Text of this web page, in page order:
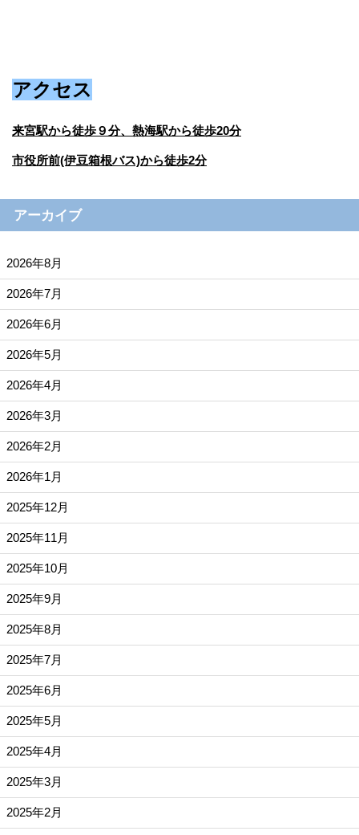
アクセス
来宮駅から徒歩９分、熱海駅から徒歩20分
市役所前(伊豆箱根バス)から徒歩2分
アーカイブ
2026年8月
2026年7月
2026年6月
2026年5月
2026年4月
2026年3月
2026年2月
2026年1月
2025年12月
2025年11月
2025年10月
2025年9月
2025年8月
2025年7月
2025年6月
2025年5月
2025年4月
2025年3月
2025年2月